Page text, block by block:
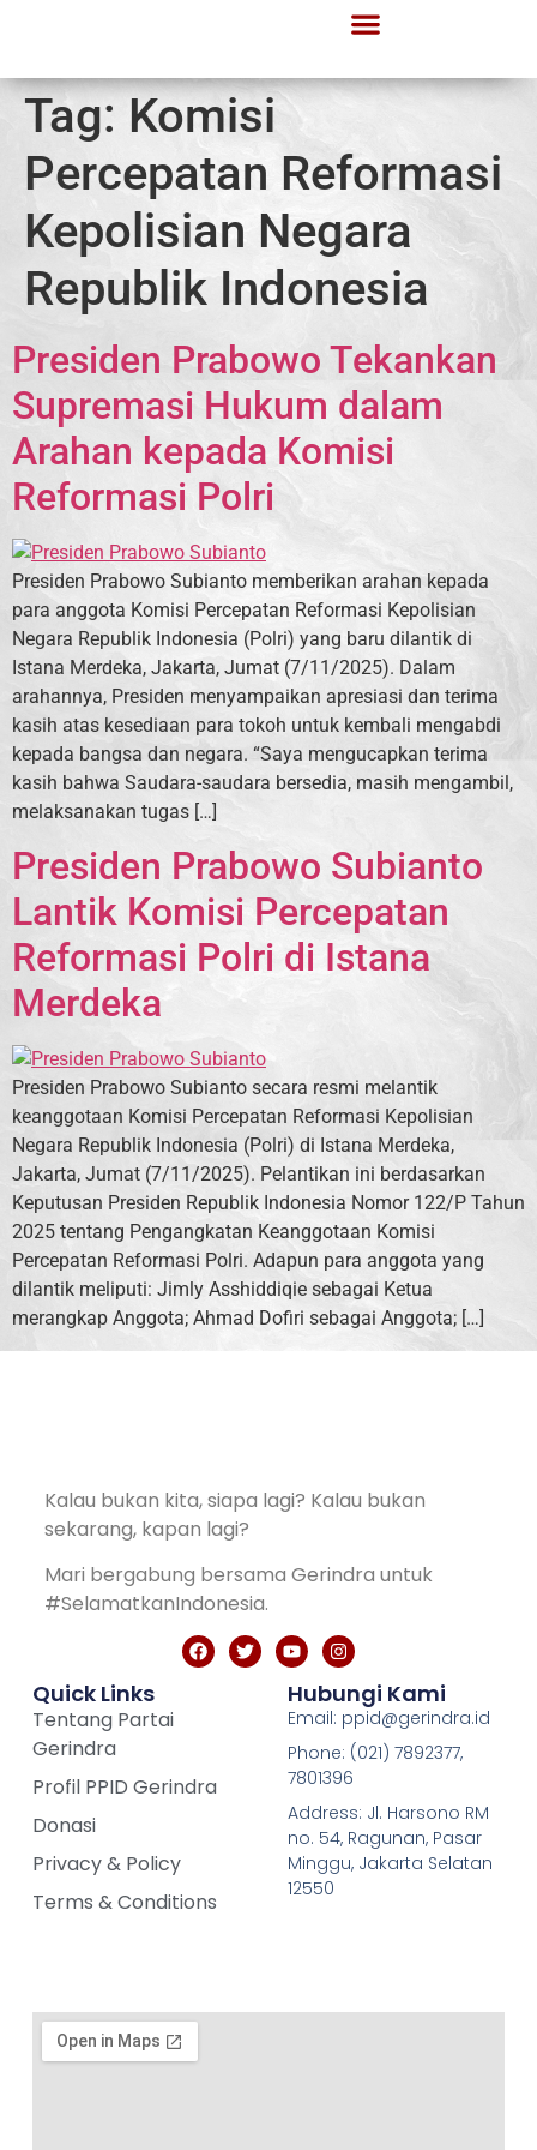
Tag: Komisi
Percepatan Reformasi
Kepolisian Negara
Republik Indonesia
Presiden Prabowo Tekankan
Supremasi Hukum dalam
Arahan kepada Komisi
Reformasi Polri
Presiden Prabowo Subianto memberikan arahan kepada
para anggota Komisi Percepatan Reformasi Kepolisian
Negara Republik Indonesia (Polri) yang baru dilantik di
Istana Merdeka, Jakarta, Jumat (7/11/2025). Dalam
arahannya, Presiden menyampaikan apresiasi dan terima
kasih atas kesediaan para tokoh untuk kembali mengabdi
kepada bangsa dan negara. “Saya mengucapkan terima
kasih bahwa Saudara-saudara bersedia, masih mengambil,
melaksanakan tugas […]
Presiden Prabowo Subianto
Lantik Komisi Percepatan
Reformasi Polri di Istana
Merdeka
Presiden Prabowo Subianto secara resmi melantik
keanggotaan Komisi Percepatan Reformasi Kepolisian
Negara Republik Indonesia (Polri) di Istana Merdeka,
Jakarta, Jumat (7/11/2025). Pelantikan ini berdasarkan
Keputusan Presiden Republik Indonesia Nomor 122/P Tahun
2025 tentang Pengangkatan Keanggotaan Komisi
Percepatan Reformasi Polri. Adapun para anggota yang
dilantik meliputi: Jimly Asshiddiqie sebagai Ketua
merangkap Anggota; Ahmad Dofiri sebagai Anggota; […]
Kalau bukan kita, siapa lagi? Kalau bukan
sekarang, kapan lagi?
Mari bergabung bersama Gerindra untuk
#SelamatkanIndonesia.
Quick Links
Tentang Partai
Gerindra
Profil PPID Gerindra
Donasi
Privacy & Policy
Terms & Conditions
Hubungi Kami
Email: ppid@gerindra.id
Phone: (021) 7892377,
7801396
Address: Jl. Harsono RM
no. 54, Ragunan, Pasar
Minggu, Jakarta Selatan
12550